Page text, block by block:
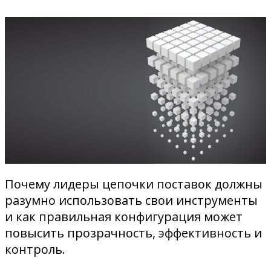
Почему лидеры цепочки поставок должны
разумно использовать свои инструменты
и как правильная конфигурация может
повысить прозрачность, эффективность и
контроль.